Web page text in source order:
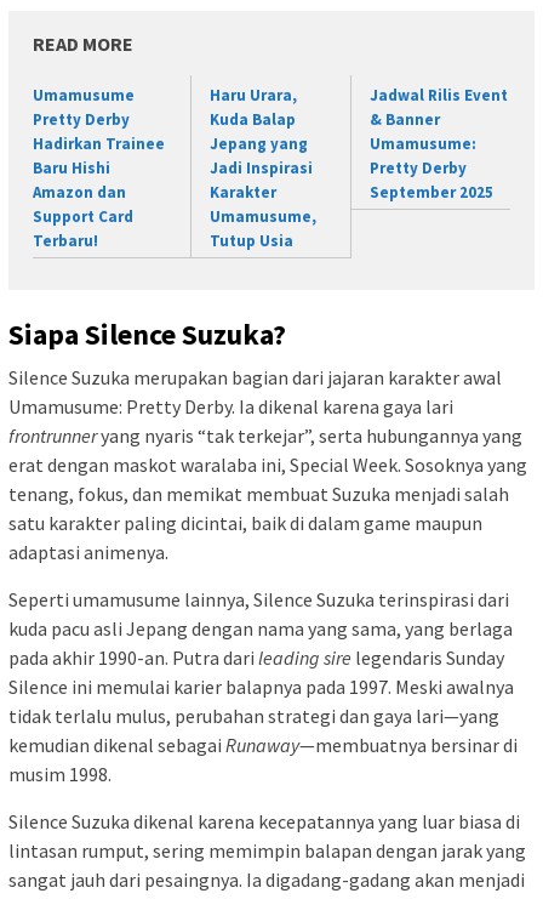
READ MORE
Umamusume
Pretty Derby
Hadirkan Trainee
Baru Hishi
Amazon dan
Support Card
Terbaru!
Haru Urara,
Kuda Balap
Jepang yang
Jadi Inspirasi
Karakter
Umamusume,
Tutup Usia
Jadwal Rilis Event
& Banner
Umamusume:
Pretty Derby
September 2025
Siapa Silence Suzuka?
Silence Suzuka merupakan bagian dari jajaran karakter awal
Umamusume: Pretty Derby. Ia dikenal karena gaya lari
frontrunneryang nyaris “tak terkejar”, serta hubungannya yang
erat dengan maskot waralaba ini, Special Week. Sosoknya yang
tenang, fokus, dan memikat membuat Suzuka menjadi salah
satu karakter paling dicintai, baik di dalam game maupun
adaptasi animenya.
Seperti umamusume lainnya, Silence Suzuka terinspirasi dari
kuda pacu asli Jepang dengan nama yang sama, yang berlaga
pada akhir 1990-an. Putra dari leading sire legendaris Sunday
Silence ini memulai karier balapnya pada 1997. Meski awalnya
tidak terlalu mulus, perubahan strategi dan gaya lari—yang
kemudian dikenal sebagai Runaway—membuatnya bersinar di
musim 1998.
Silence Suzuka dikenal karena kecepatannya yang luar biasa di
lintasan rumput, sering memimpin balapan dengan jarak yang
sangat jauh dari pesaingnya. Ia digadang-gadang akan menjadi